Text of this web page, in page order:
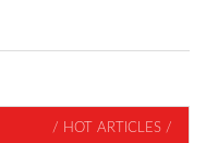
/ HOT ARTICLES /